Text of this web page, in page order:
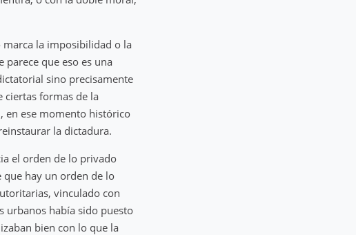
la imposibilidad o la
que eso es una
sino precisamente
ciertas formas de la
en ese momento histórico
la dictadura.
el orden de lo privado
que hay un orden de lo
vinculado con
urbanos había sido puesto
bien con lo que la